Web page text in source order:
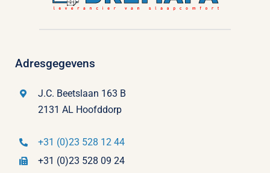
Adresgegevens
J.C. Beetslaan 163 B
2131 AL Hoofddorp
+31 (0)23 528 12 44
+31 (0)23 528 09 24